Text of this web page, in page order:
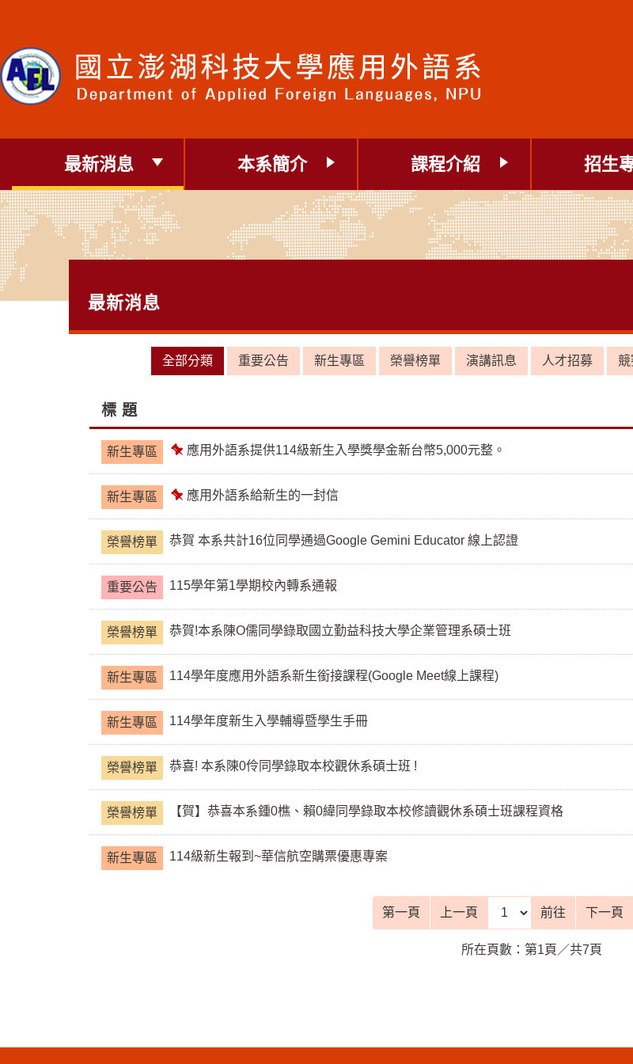
要
內
容
塊
最新消息 本系簡介 課程介紹 招生
最新消息
全部分類 重要公告 新生專區 榮譽榜單 演講訊息 人才招募
標 題
新生專區 置
應用外語系提供114級新生入學獎學金新台幣5,000元整。
新生專區 置
應用外語系給新生的一封信
榮譽榜單 恭賀 本系共計16位同學通過Google Gemini Educator 線上認證
重要公告 115學年第1學期校內轉系通報
榮譽榜單 恭賀!本系陳O儒同學錄取國立勤益科技大學企業管理系碩士班
新生專區 114學年度應用外語系新生銜接課程(Google Meet線上課程)
新生專區 114學年度新生入學輔導暨學生手冊
榮譽榜單 恭喜! 本系陳0伶同學錄取本校觀休系碩士班 !
榮譽榜單 【賀】恭喜本系鍾0樵、賴0緯同學錄取本校修讀觀休系碩士班課程資格
新生專區 114級新生報到~華信航空購票優惠專案
第一頁 上一頁 前往頁 前往 下一頁
所在頁數：第1頁／共7頁